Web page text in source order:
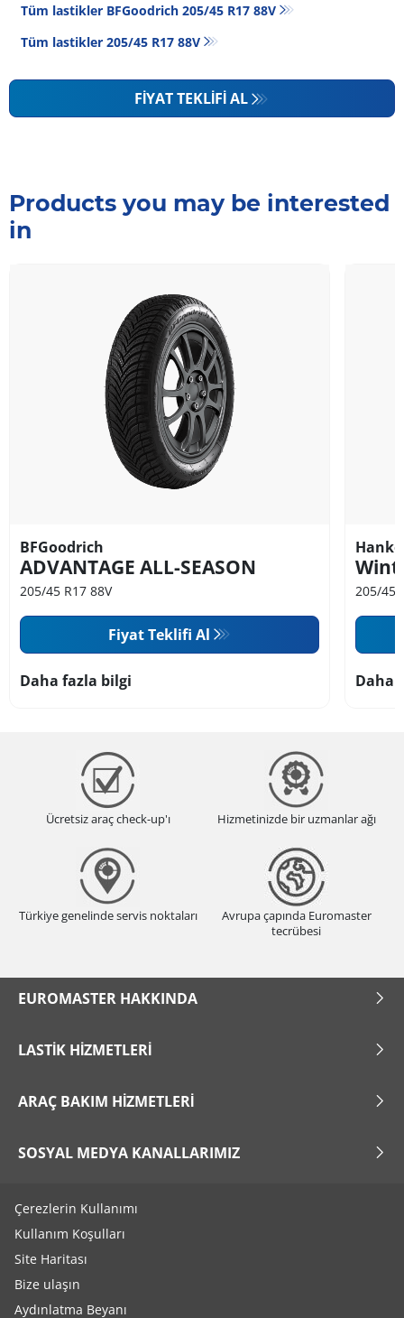
Tüm lastikler BFGoodrich 205/45 R17 88V
Tüm lastikler‎ 205/45 R17 88V
FIYAT TEKLIFI AL
Products you may be interested
in
BFGoodrich
ADVANTAGE ALL-SEASON
205/45 R17 88V
Fiyat Teklifi Al
Daha fazla bilgi
205/45
Daha
Ücretsiz araç check-up'ı Hizmetinizde bir uzmanlar ağı
Türkiye genelinde servis noktaları
Avrupa çapında Euromaster
tecrübesi
EUROMASTER HAKKINDA
LASTIK HIZMETLERI
ARAÇ BAKIM HIZMETLERI
SOSYAL MEDYA KANALLARIMIZ
Çerezlerin Kullanımı
Kullanım Koşulları
Site Haritası
Bize ulaşın
Aydınlatma Beyanı